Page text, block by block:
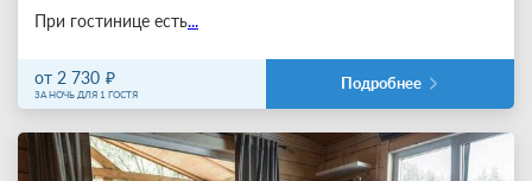
При гостинице есть...
от 2 730
ЗА НОЧЬ ДЛЯ 1 ГОСТЯ
Подробнее